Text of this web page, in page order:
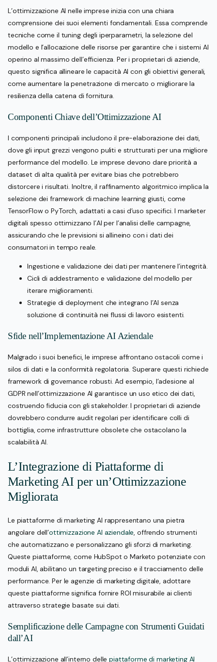
L’ottimizzazione AI nelle imprese inizia con una chiara
comprensione dei suoi elementi fondamentali. Essa comprende
tecniche come il tuning degli iperparametri, la selezione del
modello e l’allocazione delle risorse per garantire che i sistemi AI
operino al massimo dell’efficienza. Per i proprietari di aziende,
questo significa allineare le capacità AI con gli obiettivi generali,
come aumentare la penetrazione di mercato o migliorare la
resilienza della catena di fornitura.
Componenti Chiave dell’Ottimizzazione AI
I componenti principali includono il pre-elaborazione dei dati,
dove gli input grezzi vengono puliti e strutturati per una migliore
performance del modello. Le imprese devono dare priorità a
dataset di alta qualità per evitare bias che potrebbero
distorcere i risultati. Inoltre, il raffinamento algoritmico implica la
selezione dei framework di machine learning giusti, come
TensorFlow o PyTorch, adattati a casi d’uso specifici. I marketer
digitali spesso ottimizzano l’AI per l’analisi delle campagne,
assicurando che le previsioni si allineino con i dati dei
consumatori in tempo reale.
Ingestione e validazione dei dati per mantenere l’integrità.
Cicli di addestramento e validazione del modello per
iterare miglioramenti.
Strategie di deployment che integrano l’AI senza
soluzione di continuità nei flussi di lavoro esistenti.
Sfide nell’Implementazione AI Aziendale
Malgrado i suoi benefici, le imprese affrontano ostacoli come i
silos di dati e la conformità regolatoria. Superare questi richiede
framework di governance robusti. Ad esempio, l’adesione al
GDPR nell’ottimizzazione AI garantisce un uso etico dei dati,
costruendo fiducia con gli stakeholder. I proprietari di aziende
dovrebbero condurre audit regolari per identificare colli di
bottiglia, come infrastrutture obsolete che ostacolano la
scalabilità AI.
L’Integrazione di Piattaforme di
Marketing AI per un’Ottimizzazione
Migliorata
Le piattaforme di marketing AI rappresentano una pietra
angolare dell’ottimizzazione AI aziendale, offrendo strumenti
che automatizzano e personalizzano gli sforzi di marketing.
Queste piattaforme, come HubSpot o Marketo potenziate con
moduli AI, abilitano un targeting preciso e il tracciamento delle
performance. Per le agenzie di marketing digitale, adottare
queste piattaforme significa fornire ROI misurabile ai clienti
attraverso strategie basate sui dati.
Semplificazione delle Campagne con Strumenti Guidati
dall’AI
L’ottimizzazione all’interno dellepiattaforme di marketing AI